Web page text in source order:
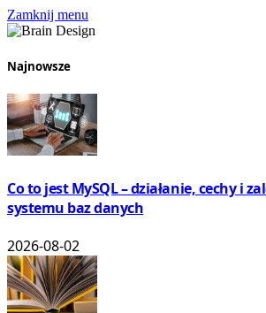
Zamknij menu
Najnowsze
Co to jest MySQL – działanie, cechy i
systemu baz danych
2026-08-02